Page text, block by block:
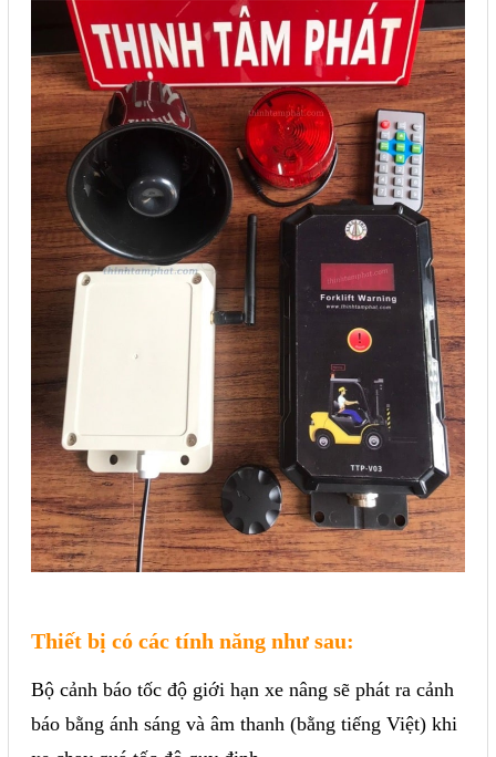
Thiết bị có các tính năng như sau:
Bộ cảnh báo tốc độ giới hạn xe nâng sẽ phát ra cảnh
báo bằng ánh sáng và âm thanh (bằng tiếng Việt) khi
Crack password PLC
Crack password HMI
Lấy Chương Trình HMI
Thông tin hữu ích
Hình ảnh sửa chữa
Liên hệ
Đóng
TRÊN MẠNG XÃ HỘI
Facebook
Google
Nhắn tin